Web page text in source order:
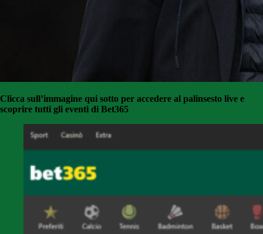
Clicca sull’immagine qui sotto per accedere al palinsesto live e
scoprire tutti gli eventi di Bet365